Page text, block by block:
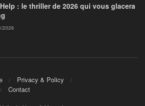
: le thriller de 2026 qui vous glacera
2026
Privacy & Policy
Contact